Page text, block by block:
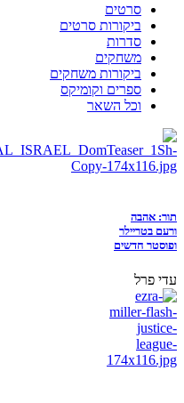
סרטים
ביקורות סרטים
סדרות
משחקים
ביקורות משחקים
ספרים וקומיקס
וכל השאר
תור: אהבה
ורעם בטריילר
ופוסטר חדשים
עדי פרל